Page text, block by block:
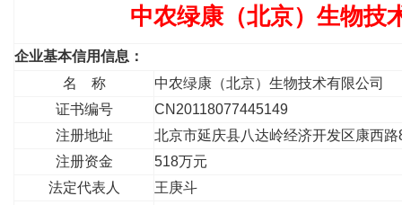
中农绿康（北京）生物技
企业基本信用信息：
名 称
中农绿康（北京）生物技术有限公司
证书编号
CN20118077445149
注册地址
北京市延庆县八达岭经济开发区康西
注册资金
518万元
法定代表人
王庚斗